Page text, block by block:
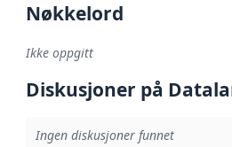
Nøkkelord
Ikke oppgitt
Diskusjoner på
Ingen diskusjoner funnet